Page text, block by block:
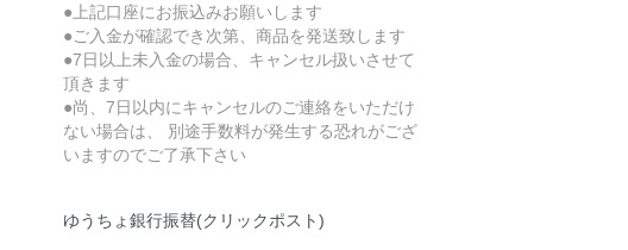
●上記口座にお振込みお願いします
●ご入金が確認でき次第、商品を発送致します
●7日以上未入金の場合、キャンセル扱いさせて
頂きます
●尚、7日以内にキャンセルのご連絡をいただけ
ない場合は、 別途手数料が発生する恐れがござ
いますのでご了承下さい
ゆうちょ銀行振替(クリックポスト)